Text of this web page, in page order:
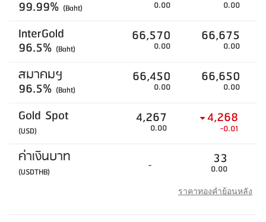
99.99% (Baht) 0.00 0.00
InterGold
96.5% (Baht)
66,570
0.00
66,675
0.00
สมาคมฯ
96.5% (Baht)
66,450
0.00
66,650
0.00
Gold Spot
(USD)
4,267
0.00
4,268
-0.01
ค่าเงินบาท
(USDTHB) - 33
0.00
ราคาทองคำย้อนหลัง